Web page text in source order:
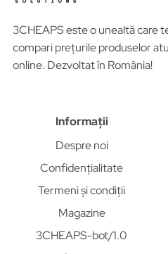
3CHEAPS este o unealtă care
compari prețurile produselor
online. Dezvoltat în România!
Informații
Despre noi
Confidențialitate
Termeni și condiții
Magazine
3CHEAPS-bot/1.0